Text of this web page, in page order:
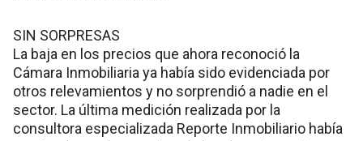
SIN SORPRESAS
La baja en los precios que ahora reconoció la
Cámara Inmobiliaria ya había sido evidenciada por
otros relevamientos y no sorprendió a nadie en el
sector. La última medición realizada por la
consultora especializada Reporte Inmobiliario había